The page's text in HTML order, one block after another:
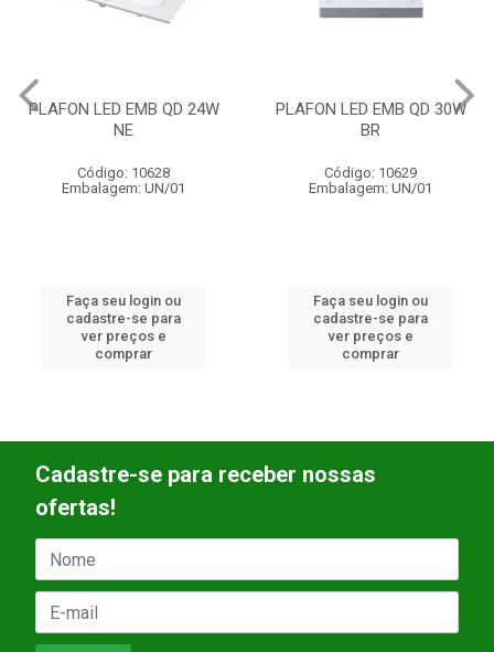
PLAFON LED EMB QD 30W
BR
Código: 10629
Embalagem: UN/01
Faça seu login ou
cadastre-se para
ver preços e
comprar
PLAFON LED EMB QD 30W
AM
Código: 10630
Embalagem: 30W 3000K
Faça seu login ou
cadastre-se para
ver preços e
comprar
Cadastre-se para receber nossas
ofertas!